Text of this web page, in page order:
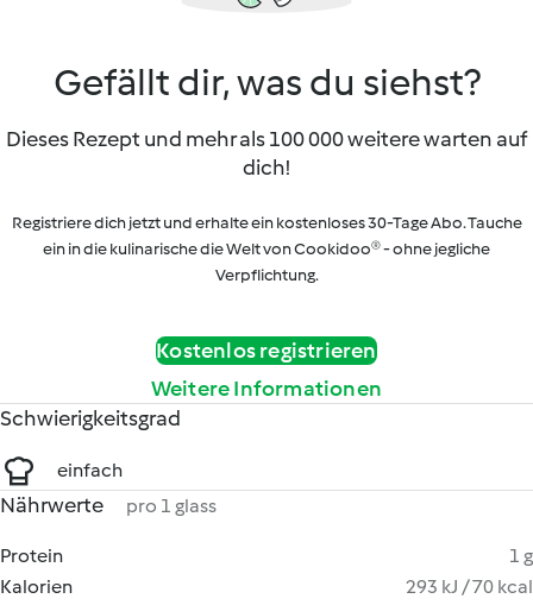
Gefällt dir, was du siehst?
Dieses Rezept und mehr als 100 000 weitere warten auf
dich!
Registriere dich jetzt und erhalte ein kostenloses 30-Tage Abo. Tauche
ein in die kulinarische die Welt von Cookidoo® - ohne jegliche
Verpflichtung.
Kostenlos registrieren
Weitere Informationen
Schwierigkeitsgrad
einfach
Nährwerte pro 1 glass
Protein
1 g
Kalorien
293 kJ / 70 kcal